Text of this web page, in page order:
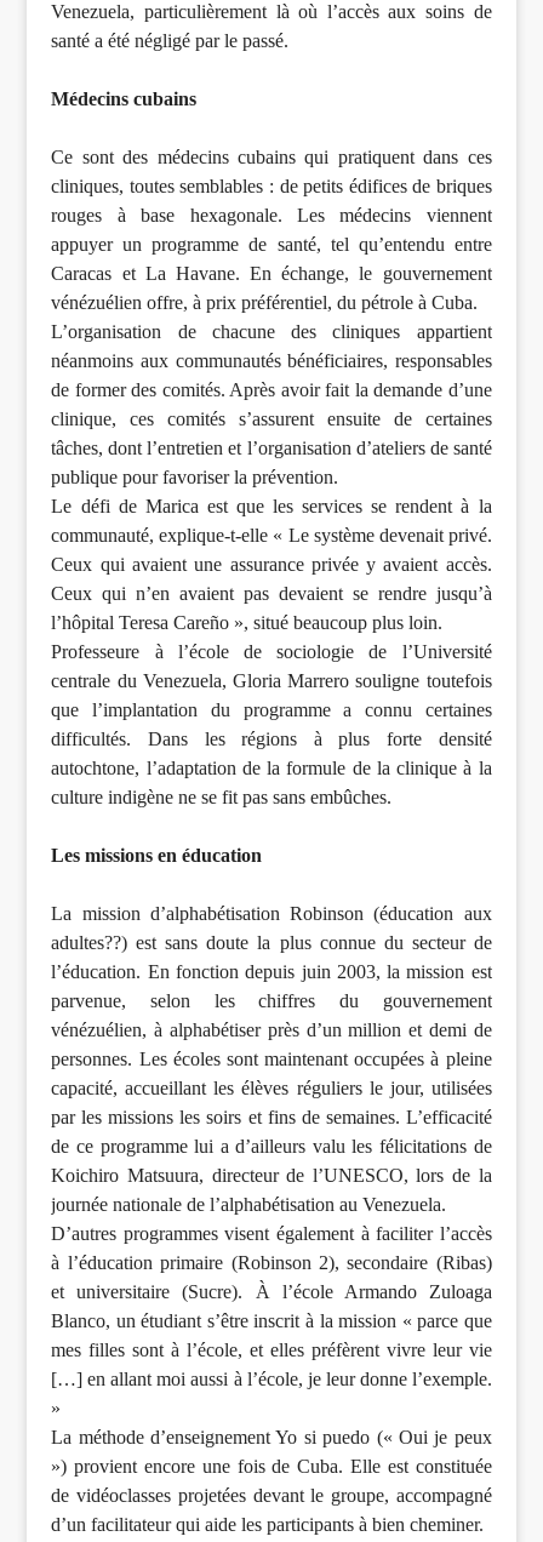
Venezuela, particulièrement là où l’accès aux soins de
santé a été négligé par le passé.
Médecins cubains
Ce sont des médecins cubains qui pratiquent dans ces
cliniques, toutes semblables : de petits édifices de briques
rouges à base hexagonale. Les médecins viennent
appuyer un programme de santé, tel qu’entendu entre
Caracas et La Havane. En échange, le gouvernement
vénézuélien offre, à prix préférentiel, du pétrole à Cuba.
L’organisation de chacune des cliniques appartient
néanmoins aux communautés bénéficiaires, responsables
de former des comités. Après avoir fait la demande d’une
clinique, ces comités s’assurent ensuite de certaines
tâches, dont l’entretien et l’organisation d’ateliers de santé
publique pour favoriser la prévention.
Le défi de Marica est que les services se rendent à la
communauté, explique-t-elle « Le système devenait privé.
Ceux qui avaient une assurance privée y avaient accès.
Ceux qui n’en avaient pas devaient se rendre jusqu’à
l’hôpital Teresa Careño », situé beaucoup plus loin.
Professeure à l’école de sociologie de l’Université
centrale du Venezuela, Gloria Marrero souligne toutefois
que l’implantation du programme a connu certaines
difficultés. Dans les régions à plus forte densité
autochtone, l’adaptation de la formule de la clinique à la
culture indigène ne se fit pas sans embûches.
Les missions en éducation
La mission d’alphabétisation Robinson (éducation aux
adultes??) est sans doute la plus connue du secteur de
l’éducation. En fonction depuis juin 2003, la mission est
parvenue, selon les chiffres du gouvernement
vénézuélien, à alphabétiser près d’un million et demi de
personnes. Les écoles sont maintenant occupées à pleine
capacité, accueillant les élèves réguliers le jour, utilisées
par les missions les soirs et fins de semaines. L’efficacité
de ce programme lui a d’ailleurs valu les félicitations de
Koichiro Matsuura, directeur de l’UNESCO, lors de la
journée nationale de l’alphabétisation au Venezuela.
D’autres programmes visent également à faciliter l’accès
à l’éducation primaire (Robinson 2), secondaire (Ribas)
et universitaire (Sucre). À l’école Armando Zuloaga
Blanco, un étudiant s’être inscrit à la mission « parce que
mes filles sont à l’école, et elles préfèrent vivre leur vie
[…] en allant moi aussi à l’école, je leur donne l’exemple.
»
La méthode d’enseignement Yo si puedo (« Oui je peux
») provient encore une fois de Cuba. Elle est constituée
de vidéoclasses projetées devant le groupe, accompagné
d’un facilitateur qui aide les participants à bien cheminer.